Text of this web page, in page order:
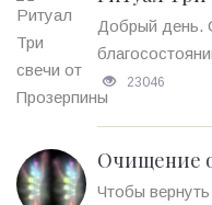
Добрый день.
23046
Очищение
Чтобы